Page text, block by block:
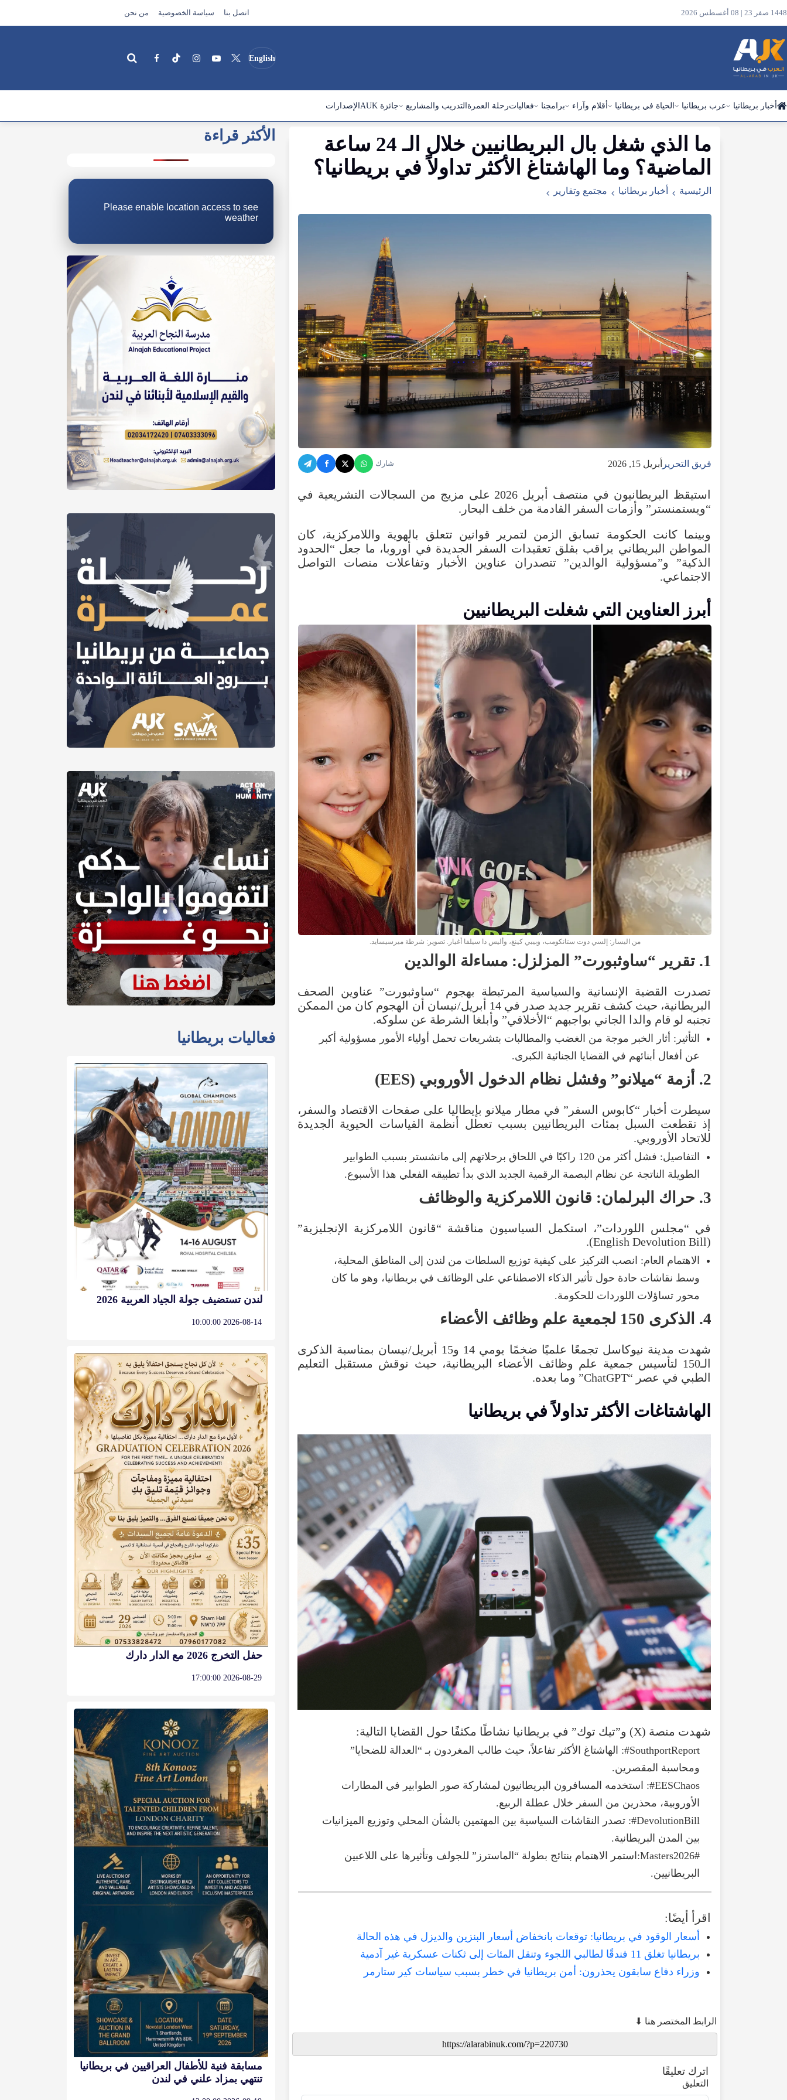
1448 صفر 23 | 08 أغسطس 2026 اتصل بنا سياسة الخصوصية من نحن
English
أخبار بريطانيا عرب بريطانيا الحياة في بريطانيا أقلام وآراء برامجنا فعالياترحلة العمرة التدريب والمشاريع جائزة AUK الإصدارات
ما الذي شغل بال البريطانيين خلال الـ24
ساعة
الماضية؟ وما الهاشتاغ الأكثر تداولاً في بريطانيا؟
الرئيسية أخبار بريطانيا مجتمع وتقارير
فريق التحرير أبريل شارك
استيقظ البريطانيون في منتصف أبريل 2026 على مزيج من السجالات التشريعية في
“ويستمنستر” وأزمات السفر القادمة من خلف البحار .
وبينما كانت الحكومة تسابق الزمن لتمرير قوانين تتعلق بالهوية واللامركزية، كان
المواطن
البريطاني يراقب بقلق تعقيدات السفر الجديدة في أوروبا، ما جعل “ الحدود
الذكية” و”مسؤولية الوالدين” تتصدران عناوين الأخبار وتفاعلات منصات
التواصل
الاجتماعي.
أبرز العناوين التي شغلت البريطانيين
من اليسار: إلسي دوت ستانكومب، وبيبي كينغ، وأليس دا سيلفا أغيار. تصوير: شرطة ميرسيسايد.
1
. تقرير “ساوثبورت” المزلزل: مساءلة الوالدين
تصدرت القضية الإنسانية والسياسية المرتبطة بهجوم “ساوثبورت” عناوين
الصحف
البريطانية، حيث كشف تقرير جديد صدر في 14 أبريل/نيسان أن الهجوم كان من الممكن
تجنبه لو قام والدا الجاني بواجبهم “الأخلاقي” وأبلغا الشرطة عن سلوكه.
التأثير : أثار الخبر موجة من الغضب والمطالبات بتشريعات تحمل أولياء الأمور مسؤولية أكبر
عن أفعال أبنائهم في القضايا الجنائية الكبرى.
2
. أزمة “ميلانو” وفشل نظام الدخول الأوروبي (
EES
)
سيطرت أخبار “كابوس السفر ” في مطار ميلانو بإيطاليا على صفحات الاقتصاد والسفر ،
إذ تقطعت السبل بمئات البريطانيين بسبب تعطل أنظمة القياسات الحيوية الجديدة
للاتحاد الأوروبي.
التفاصيل: فشل أكثر من راكبًا في اللحاق برحلاتهم إلى مانشستر بسبب الطوابير
الطويلة الناتجة عن نظام البصمة الرقمية الجديد الذي بدأ تطبيقه الفعلي هذا الأسبوع.
3
. حراك البرلمان: قانون اللامركزية والوظائف
في “مجلس اللوردات”، استكمل السياسيون مناقشة “قانون اللامركزية الإنجليزية”
(
English Devolution Bill
).
الاهتمام العام: انصب التركيز على كيفية توزيع السلطات من لندن إلى المناطق المحلية،
وسط نقاشات حادة حول تأثير الذكاء الاصطناعي على الوظائف في بريطانيا، وهو ما كان
محور تساؤلات اللوردات للحكومة.
4
. الذكرى لجمعية علم وظائف الأعضاء
شهدت مدينة نيوكاسل تجمعًا علميًا ضخمًا يومي و15 أبريل/نيسان بمناسبة الذكرى
الـ150
لتأسيس جمعية علم وظائف الأعضاء البريطانية، حيث نوقش مستقبل التعليم
الطبي في عصر “
ChatGPT
” وما بعده.
الهاشتاغات الأكثر تداولاً في بريطانيا
شهدت منصة (
X
) و”تيك توك” في بريطانيا نشاطًا مكثفًا حول القضايا التالية:
#SouthportReport
: الهاشتاغ الأكثر تفاعلاً، حيث طالب المغردون بـ“ العدالة للضحايا”
ومحاسبة المقصرين.
#EESChaos
: استخدمه المسافرون البريطانيون لمشاركة صور الطوابير في المطارات
الأوروبية، محذرين من السفر خلال عطلة الربيع.
#DevolutionBill
: تصدر النقاشات السياسية بين المهتمين بالشأن المحلي وتوزيع الميزانيات
بين المدن البريطانية.
#Masters2026:استمر
الاهتمام بنتائج بطولة “ الماسترز ” للجولف وتأثيرها على اللاعبين
البريطانيين.
اقرأ أيضًا:
أسعار الوقود في بريطانيا: توقعات بانخفاض أسعار البنزين والديزل في هذه الحالة
بريطانيا تغلق 11 فندقًا لطالبي اللجوء وتنقل المئات إلى ثكنات عسكرية غير آدمية
​وزراء دفاع سابقون يحذرون: أمن بريطانيا في خطر بسبب سياسات كير ستارمر
الرابط المختصر هنا ⬇
اترك تعليقًا
التعليق
الأكثر قراءة
Please enable location access to see
weather
فعاليات بريطانيا
لندن تستضيف جولة الجياد العربية 2026
2026-08-14 10:00:00
حفل التخرج 2026 مع الدار دارك
2026-08-29 17:00:00
مسابقة فنية للأطفال العراقيين في بريطانيا
تنتهي بمزاد علني في لندن